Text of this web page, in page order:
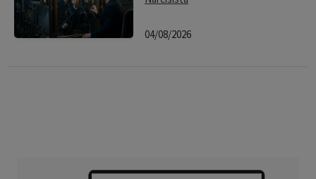
04/08/2026